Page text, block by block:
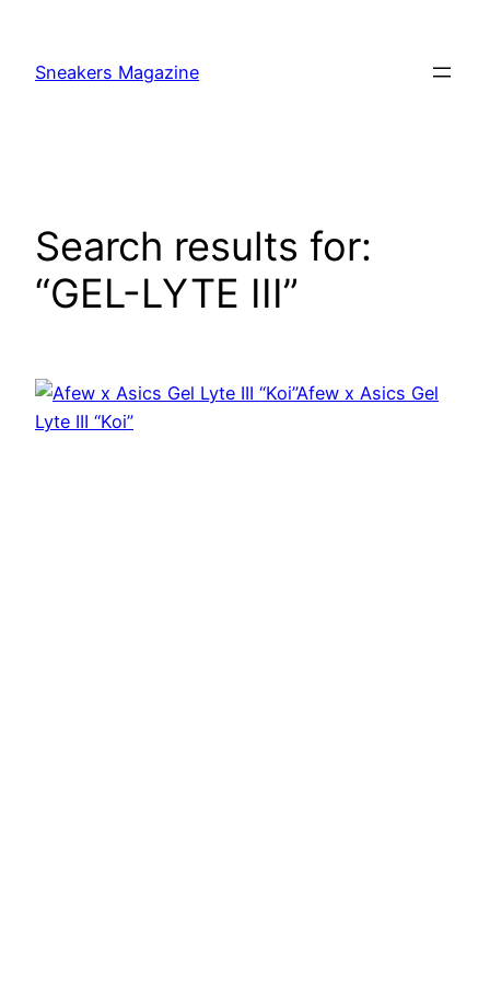
content
Sneakers Magazine
Search results for:
“GEL-LYTE III”